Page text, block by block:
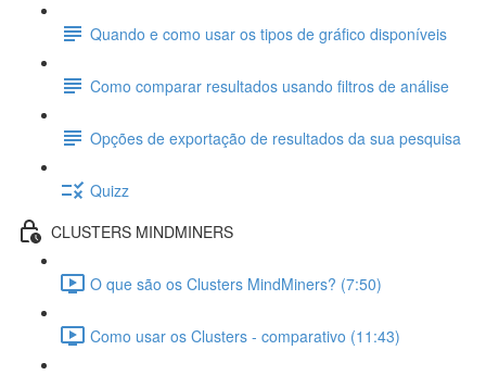
Quando e como usar os tipos de gráfico disponíveis
Como comparar resultados usando filtros de análise
Opções de exportação de resultados da sua pesquisa
Quizz
CLUSTERS MINDMINERS
O que são os Clusters MindMiners? (7:50)
Como usar os Clusters - comparativo (11:43)